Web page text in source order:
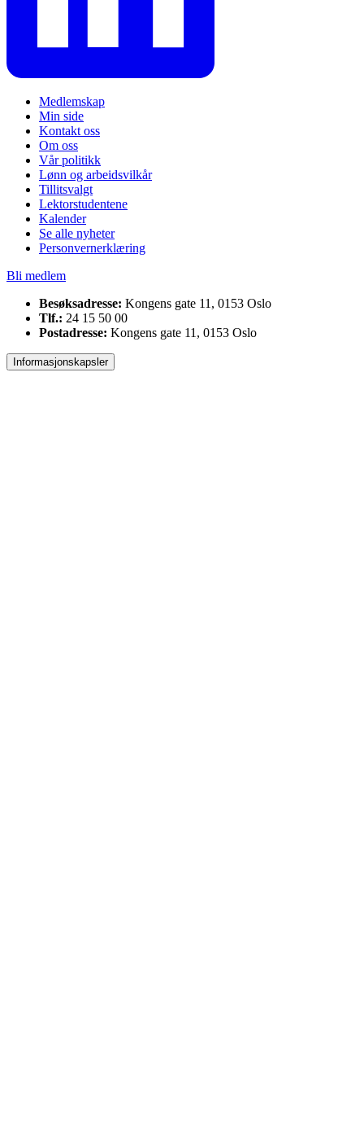
Medlemskap
Min side
Kontakt oss
Om oss
Vår politikk
Lønn og arbeidsvilkår
Tillitsvalgt
Lektorstudentene
Kalender
Se alle nyheter
Personvernerklæring
Bli medlem
Besøksadresse: Kongens gate 11, 0153 Oslo
Tlf.: 24 15 50 00
Postadresse: Kongens gate 11, 0153 Oslo
Informasjonskapsler